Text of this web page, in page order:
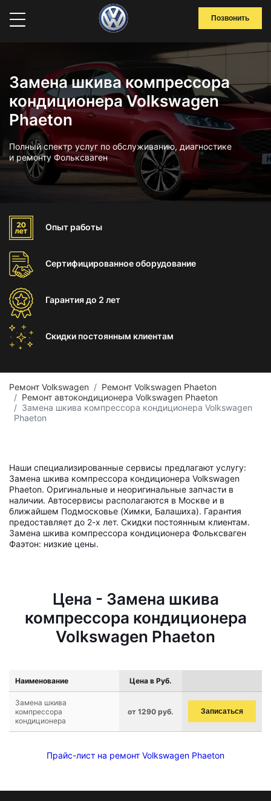
Позвонить
Замена шкива компрессора
кондиционера Volkswagen
Phaeton
Полный спектр услуг по обслуживанию, диагностике
и ремонту Фольксваген
Опыт работы
Сертифицированноеоборудование
Гарантиядо 2 лет
Скидки постоянным клиентам
Ремонт Volkswagen
Ремонт Volkswagen Phaeton
Ремонт автокондиционера Volkswagen Phaeton
Замена шкива компрессора кондиционера Volkswagen
Phaeton
Наши специализированные сервисы предлагают услугу:
Замена шкива компрессора кондиционера Volkswagen
Phaeton. Оригинальные и неоригинальные запчасти в
наличии. Автосервисы располагаются в Москве и в
ближайшем Подмосковье (Химки, Балашиха). Гарантия
предоставляет до 2-х лет. Скидки постоянным клиентам.
Замена шкива компрессора кондиционера Фольксваген
Фаэтон: низкие цены.
Цена - Замена шкива
компрессора кондиционера
Volkswagen Phaeton
Наименование Цена в Руб.
Замена шкива
компрессора
кондиционера
от 1290 руб. Записаться
Прайс-лист на ремонт Volkswagen Phaeton